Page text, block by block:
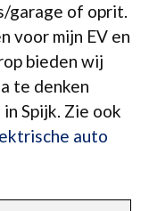
garage of oprit.
voor mijn EV en
bieden wij
te denken
Spijk. Zie ook
auto